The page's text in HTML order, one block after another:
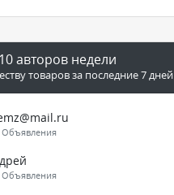
авторов недели
товаров за последние 7 дней
Объявления
Объявления